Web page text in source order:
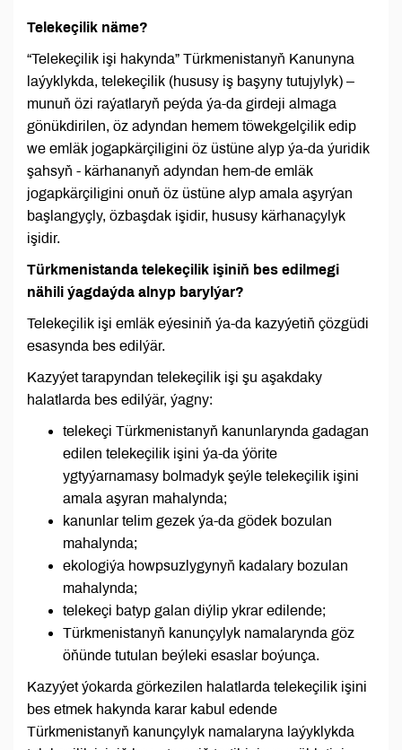
Telekeçilik näme?
“Telekeçilik işi hakynda” Türkmenistanyň Kanunyna
laýyklykda, telekeçilik (hususy iş başyny tutujylyk) –
munuň özi raýatlaryň peýda ýa-da girdeji almaga
gönükdirilen, öz adyndan hemem töwekgelçilik edip
we emläk jogapkärçiligini öz üstüne alyp ýa-da ýuridik
şahsyň - kärhananyň adyndan hem-de emläk
jogapkärçiligini onuň öz üstüne alyp amala aşyrýan
başlangyçly, özbaşdak işidir, hususy kärhanaçylyk
işidir.
Türkmenistanda telekeçilik işiniň bes edilmegi
nähili ýagdaýda alnyp barylýar?
Telekeçilik işi emläk eýesiniň ýa-da kazyýetiň çözgüdi
esasynda bes edilýär.
Kazyýet tarapyndan telekeçilik işi şu aşakdaky
halatlarda bes edilýär, ýagny:
telekeçi Türkmenistanyň kanunlarynda gadagan
edilen telekeçilik işini ýa-da ýörite
ygtyýarnamasy bolmadyk şeýle telekeçilik işini
amala aşyran mahalynda;
kanunlar telim gezek ýa-da gödek bozulan
mahalynda;
ekologiýa howpsuzlygynyň kadalary bozulan
mahalynda;
telekeçi batyp galan diýlip ykrar edilende;
Türkmenistanyň kanunçylyk namalarynda göz
öňünde tutulan beýleki esaslar boýunça.
Kazyýet ýokarda görkezilen halatlarda telekeçilik işini
bes etmek hakynda karar kabul edende
Türkmenistanyň kanunçylyk namalaryna laýyklykda